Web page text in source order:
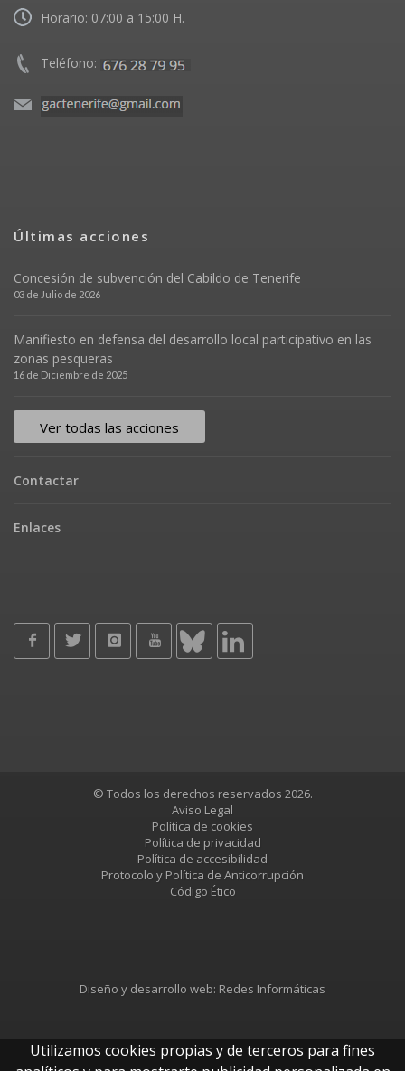
Horario: 07:00 a 15:00 H.
Teléfono:
Últimas acciones
Concesión de subvención del Cabildo de Tenerife
03 de Julio de 2026
Manifiesto en defensa del desarrollo local participativo en las
zonas pesqueras
16 de Diciembre de 2025
Ver todas las acciones
Contactar
Enlaces
© Todos los derechos reservados 2026.
Aviso Legal
Política de cookies
Política de privacidad
Política de accesibilidad
Protocolo y Política de Anticorrupción
Código Ético
Diseño y desarrollo web: Redes Informáticas
Utilizamos cookies propias y de terceros para fines